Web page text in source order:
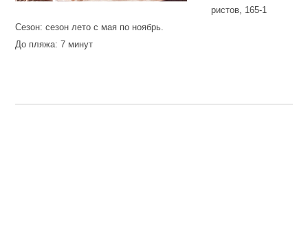
ристов, 165-1
Сезон: сезон лето с мая по ноябрь.
До пляжа: 7 минут